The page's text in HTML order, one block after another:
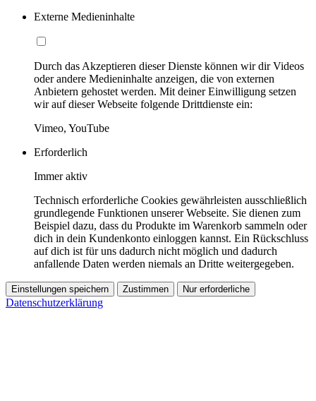
Externe Medieninhalte
Durch das Akzeptieren dieser Dienste können wir dir Videos
oder andere Medieninhalte anzeigen, die von externen
Anbietern gehostet werden. Mit deiner Einwilligung setzen
wir auf dieser Webseite folgende Drittdienste ein:
Vimeo, YouTube
Erforderlich
Immer aktiv
Technisch erforderliche Cookies gewährleisten ausschließlich
grundlegende Funktionen unserer Webseite. Sie dienen zum
Beispiel dazu, dass du Produkte im Warenkorb sammeln oder
dich in dein Kundenkonto einloggen kannst. Ein Rückschluss
auf dich ist für uns dadurch nicht möglich und dadurch
anfallende Daten werden niemals an Dritte weitergegeben.
Einstellungen speichern Zustimmen Nur erforderliche
Datenschutzerklärung